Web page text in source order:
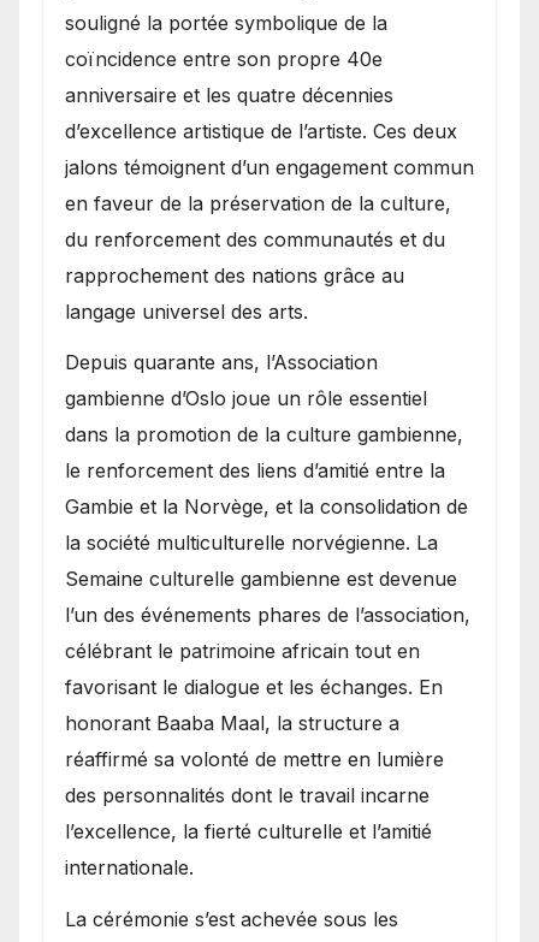
souligné la portée symbolique de la
coïncidence entre son propre 40e
anniversaire et les quatre décennies
d’excellence artistique de l’artiste. Ces deux
jalons témoignent d’un engagement commun
en faveur de la préservation de la culture,
du renforcement des communautés et du
rapprochement des nations grâce au
langage universel des arts.
​Depuis quarante ans, l’Association
gambienne d’Oslo joue un rôle essentiel
dans la promotion de la culture gambienne,
le renforcement des liens d’amitié entre la
Gambie et la Norvège, et la consolidation de
la société multiculturelle norvégienne. La
Semaine culturelle gambienne est devenue
l’un des événements phares de l’association,
célébrant le patrimoine africain tout en
favorisant le dialogue et les échanges. En
honorant Baaba Maal, la structure a
réaffirmé sa volonté de mettre en lumière
des personnalités dont le travail incarne
l’excellence, la fierté culturelle et l’amitié
internationale.
​La cérémonie s’est achevée sous les